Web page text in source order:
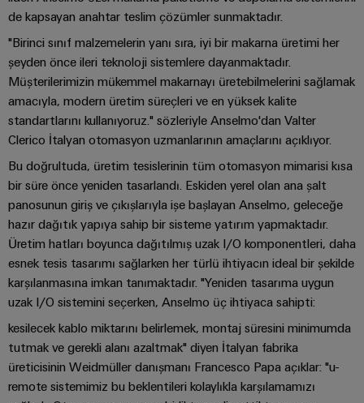
için
modern
dijital
çözümler
Enerji
Depolama
depolama
sistemleri
(ESS)
için
çözümler
ve
ürünler
Fotovoltaik
verimliliği
için
güneş
enerjisinden
yararlanma
u-
OS
uç
bilişim
Pano
ve
Saha
Alan
kablo
sistemi
Akıllı
Ölçüm
Akıllı
Pano
Yapımı
Kablo
giriş
sistemleri
ve
bileşenleri
Bağlantı
kabloları,
ara
bağlantı
kabloları
ve
kablolar
PLC
sistem
kablaj
ve
modernizasyon
dijital
mühendislik
Bağlantı
Danışmanlığı
dijital
Mühendislik
Weidmüller
Configurator
PCB
Konnektör
Hizmetleri
Laboratuvar
hizmetleri
Destek
Uyum
Merkezler
Yönetim
Bilgileri
ve
Sertifikaları
Orange
Mag
|
Müşteri
Dergisi
Yönetimimiz
Basın
Şirket
Biz
WEconnect
Müşteri
Dergilerimiz
Fuarlar
ve
Etkinlikler
Kampanyalarımız
Bayi
Kanalı
Bayilerimiz
Sistem
Entegratörlerimiz
de kapsayan anahtar teslim çözümler sunmaktadır.
"Birinci sınıf malzemelerin yanı sıra, iyi bir makarna üretimi her
şeyden önce ileri teknoloji sistemlere dayanmaktadır.
Müşterilerimizin mükemmel makarnayı üretebilmelerini sağlamak
amacıyla, modern üretim süreçleri ve en yüksek kalite
standartlarını kullanıyoruz." sözleriyle Anselmo'dan Valter
Clerico İtalyan otomasyon uzmanlarının amaçlarını açıklıyor.
Bu doğrultuda, üretim tesislerinin tüm otomasyon mimarisi kısa
bir süre önce yeniden tasarlandı. Eskiden yerel olan ana şalt
panosunun giriş ve çıkışlarıyla işe başlayan Anselmo, geleceğe
hazır dağıtık yapıya sahip bir sisteme yatırım yapmaktadır.
Üretim hatları boyunca dağıtılmış uzak I/O komponentleri, daha
esnek tesis tasarımı sağlarken her türlü ihtiyacın ideal bir şekilde
karşılanmasına imkan tanımaktadır. "Yeniden tasarıma uygun
uzak I/O sistemini seçerken, Anselmo üç ihtiyaca sahipti:
kesilecek kablo miktarını belirlemek, montaj süresini minimumda
tutmak ve gerekli alanı azaltmak" diyen İtalyan fabrika
üreticisinin Weidmüller danışmanı Francesco Papa açıklar: "u-
remote sistemimiz bu beklentileri kolaylıkla karşılamamızı